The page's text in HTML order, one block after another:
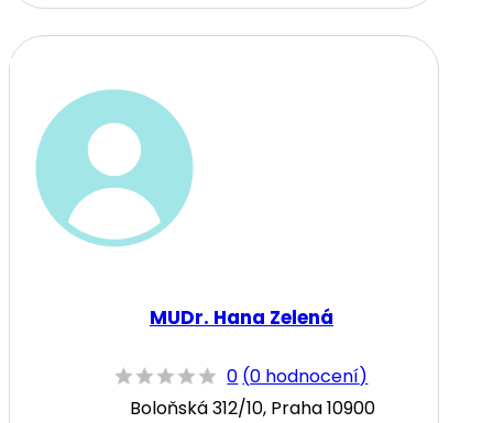
MUDr. Hana Zelená
0 (0 hodnocení)
Boloňská 312/10, Praha 10900